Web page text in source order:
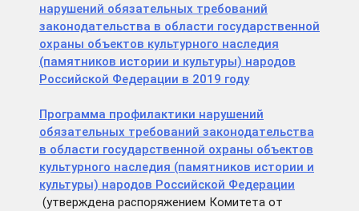
нарушений обязательных требований
законодательства в области государственной
охраны объектов культурного наследия
(памятников истории и культуры) народов
Российской Федерации в 2019 году
Программа профилактики нарушений
обязательных требований законодательства
в области государственной охраны объектов
культурного наследия (памятников истории и
культуры) народов Российской Федерации
(утверждена распоряжением Комитета от